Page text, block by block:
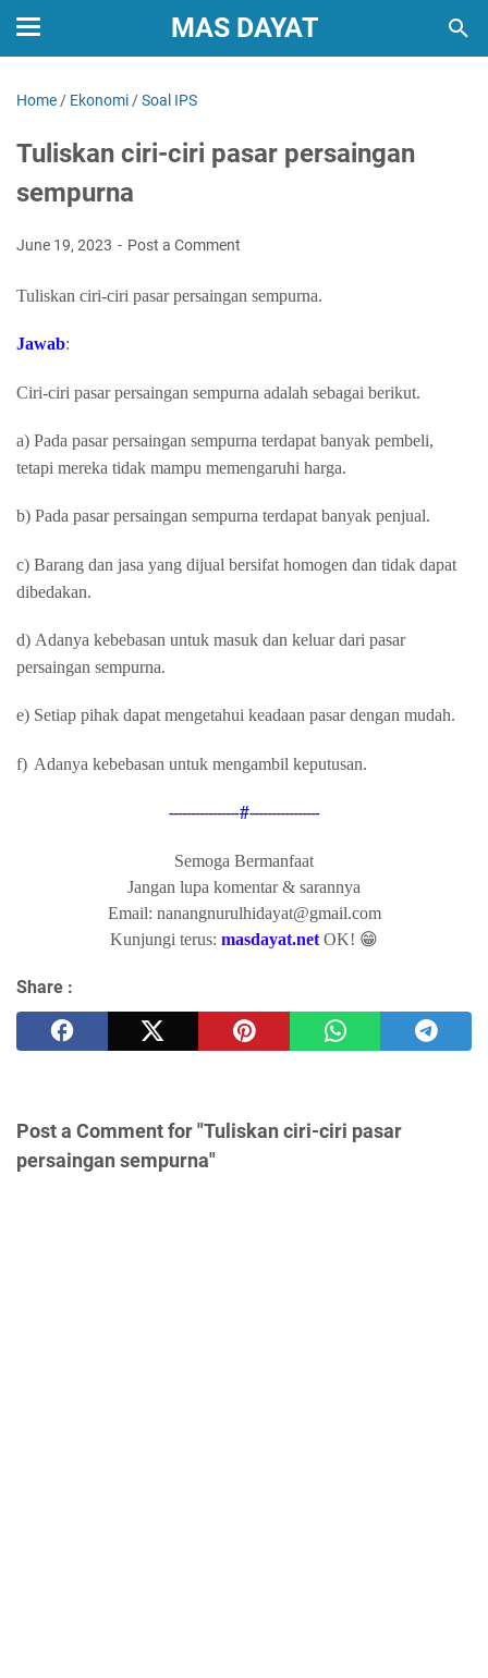
MAS DAYAT
Home / Ekonomi /Soal IPS
Tuliskan ciri-ciri pasar persaingan
sempurna
June 19, 2023 Post a Comment
Tuliskan ciri-ciri pasar persaingan sempurna.
Jawab:
Ciri-ciri pasar persaingan sempurna adalah sebagai berikut.
a) Pada pasar persaingan sempurna terdapat banyak pembeli,
tetapi mereka tidak mampu memengaruhi harga.
b) Pada pasar persaingan sempurna terdapat banyak penjual.
c) Barang dan jasa yang dijual bersifat homogen dan tidak dapat
dibedakan.
d) Adanya kebebasan untuk masuk dan keluar dari pasar
persaingan sempurna.
e) Setiap pihak dapat mengetahui keadaan pasar dengan mudah.
f) Adanya kebebasan untuk mengambil keputusan.
----------------#----------------
Semoga Bermanfaat
Jangan lupa komentar & sarannya
Email: nanangnurulhidayat@gmail.com
Kunjungi terus: masdayat.net OK! 😁
Share :
Post a Comment for "Tuliskan ciri-ciri pasar
persaingan sempurna"